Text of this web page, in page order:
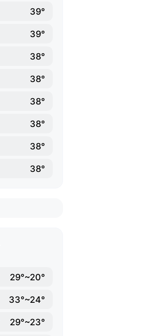
39°
39°
38°
38°
38°
38°
38°
38°
29°~20°
33°~24°
29°~23°